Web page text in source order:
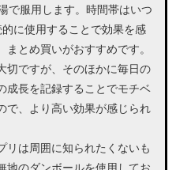
で服用します。時間帯はいつ
に使用することで効果を感
とめ買いがおすすめです。
切ですが、そのほかに毎日の
成長を記録することでモチベ
で、より高い効果が感じられ
リは周囲に知られたくないも